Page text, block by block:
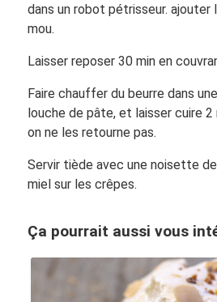
dans un robot pétrisseur. ajouter
mou.
Laisser reposer 30 min en
Faire chauffer du beurre dans
louche de pâte, et laisser cuire 2
on ne les retourne pas.
Servir tiède avec une noisette
miel sur les crêpes.
Ça pourrait aussi vous